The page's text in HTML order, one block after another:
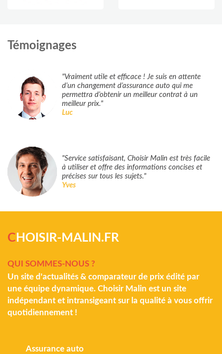
Témoignages
"Vraiment utile et efficace ! Je suis en attente
d’un changement d’assurance auto qui me
permettra d’obtenir un meilleur contrat à un
meilleur prix."
Luc
"Service satisfaisant, Choisir Malin est très facile
à utiliser et offre des informations concises et
précises sur tous les sujets."
Yves
C HOISIR-MALIN.FR
QUI SOMMES-NOUS ?
Un site d'actualités & comparateur de prix édité par
une équipe dynamique. Choisir Malin est un site
indépendant et intransigeant sur la qualité à vous offrir
quotidiennement !
Assurance auto